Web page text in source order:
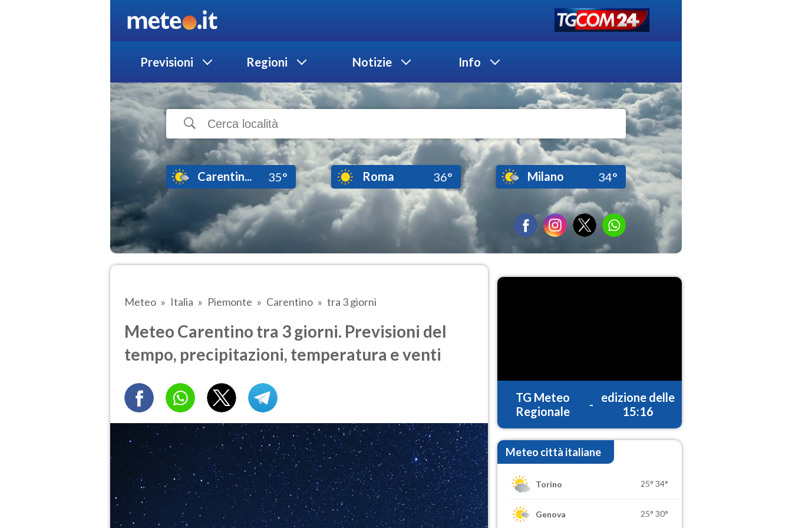
Previsioni Regioni Notizie Info
Carentin... 35° Roma 36° Milano 34°
Meteo Italia Piemonte Carentino tra 3 giorni
Meteo Carentino tra 3 giorni. Previsioni del
tempo, precipitazioni, temperatura e venti
TG Meteo
Regionale
-
edizione delle
15:16
Meteo città italiane
Torino 25° 34°
Genova 25° 30°